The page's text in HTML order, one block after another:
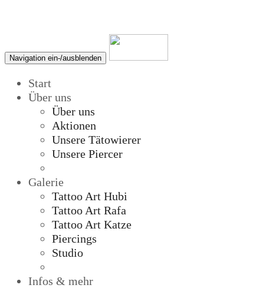
Navigation ein-/ausblenden
Start
Über uns
Über uns
Aktionen
Unsere Tätowierer
Unsere Piercer
Galerie
Tattoo Art Hubi
Tattoo Art Rafa
Tattoo Art Katze
Piercings
Studio
Infos & mehr